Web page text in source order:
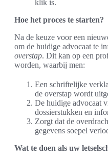
klik is.
Hoe het proces te starten?
Na de keuze voor een
om de huidige advocaat te
overstap. Dit kan op een
worden, waarbij men:
Een schriftelijke
de overstap wordt
De huidige advocaat
dossierstukken en
Zorgt dat de
gegevens soepel
Wat te doen als uw